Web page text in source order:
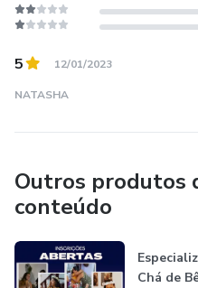
5 12/01/2023
NATASHA
Outros produtos
conteúdo
Chá de